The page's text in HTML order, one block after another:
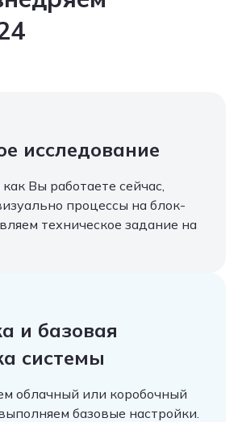
исследование
Вы работаете сейчас,
процессы на блок-
техническое задание на
и базовая
системы
облачный или коробочный
базовые настройки.